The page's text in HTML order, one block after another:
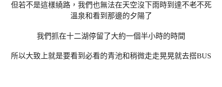
但若不是這樣繞路，我們也無法在天空沒下雨時到達不老不死
溫泉和看到那邊的夕陽了
我們抓在十二湖停留了大約一個半小時的時間
所以大致上就是要看到必看的青池和稍微走走晃晃就去搭BUS